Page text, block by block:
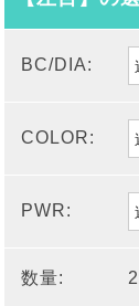
BC/DIA:
COLOR:
PWR:
数量: